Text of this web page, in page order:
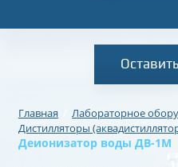
Главная Лабораторное
Дистилляторы
Деионизатор воды ДВ-1М